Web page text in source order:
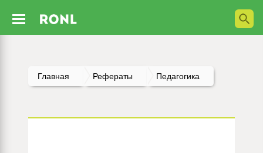
Главная Рефераты Педагогика